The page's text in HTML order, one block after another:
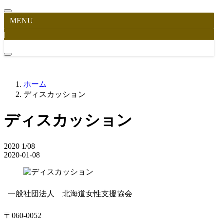
MENU
ホーム
ディスカッション
ディスカッション
2020 1/08
2020-01-08
一般社団法人 北海道女性支援協会
〒060-0052